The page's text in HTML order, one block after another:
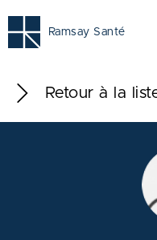
Ramsay Santé
Retour à la